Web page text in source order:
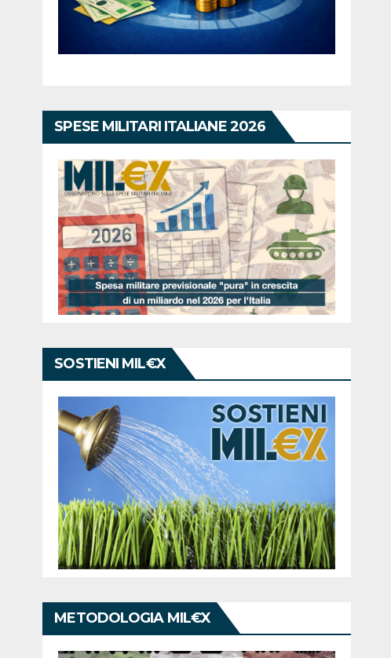
SPESE MILITARI ITALIANE 2026
SOSTIENI MIL€X
METODOLOGIA MIL€X